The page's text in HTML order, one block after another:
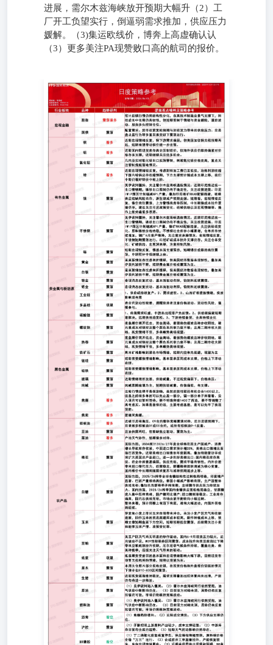
进展，需尔木兹海峡放开预期大幅升（2）工
厂开工负望实行，倒逼弱需求推加，供应压力
媛解。（3)集运欧线价，博奔上高虚确认认
（3）更多美注PA现赞败口高的航司的报价。